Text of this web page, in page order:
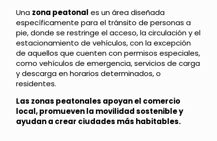
Una zona peatonal es un área diseñada
específicamente para el tránsito de personas a
pie, donde se restringe el acceso, la circulación y el
estacionamiento de vehículos, con la excepción
de aquellos que cuenten con permisos especiales,
como vehículos de emergencia, servicios de carga
y descarga en horarios determinados, o
residentes.
Las zonas peatonales apoyan el comercio
local, promueven la movilidad sostenible y
ayudan a crear ciudades más habitables.